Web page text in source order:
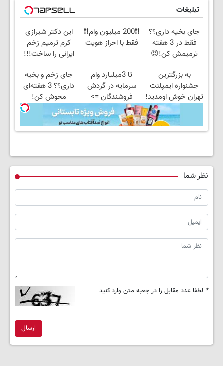
تبلیغات
جای بخیه داری؟؟
فقط در 3 هفته
ترمیمش کن!😍
❗❗200 میلیون وام❗❗
فقط با احراز هویت
این دکتر شیرازی
کرم ترمیم زخم
ایرانی را ساخت!!!
به بزرگترین
جشنواره ایمپلنت
تهران خوش اومدید!
تا 3میلیارد وام
سرمایه در گردش
فروشندگان =>
فروشگاهت رو ثبت
کن
جای زخم و بخیه
داری؟؟ 3 هفته‌ای
محوش کن!
نظر شما
* لطفا عدد مقابل را در جعبه متن وارد کنید
ارسال